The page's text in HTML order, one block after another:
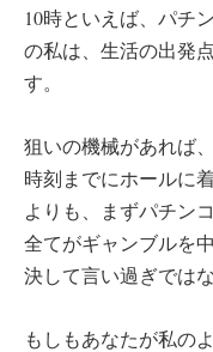
10時といえば、パチ
の私は、生活の出発
す。
狙いの機械があれば
時刻までにホールに
よりも、まずパチン
全てがギャンブルを
決して言い過ぎでは
もしもあなたが私の